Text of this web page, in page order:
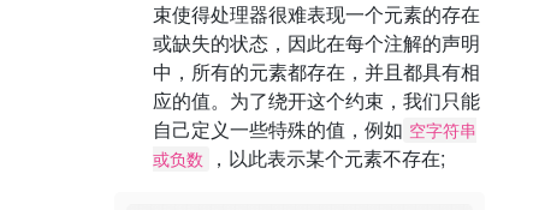
束使得处理器很难表现一个元素的存在
或缺失的状态，因此在每个注解的声明
中，所有的元素都存在，并且都具有相
应的值。为了绕开这个约束，我们只能
自己定义一些特殊的值，例如 空字符串
或负数
，以此表示某个元素不存在;